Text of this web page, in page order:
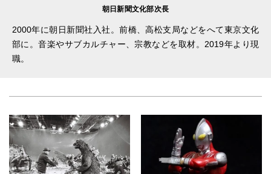
朝日新聞文化部次長
2000年に朝日新聞社入社。前橋、高松支局などをへて東京文化
部に。音楽やサブカルチャー、宗教などを取材。2019年より現
職。